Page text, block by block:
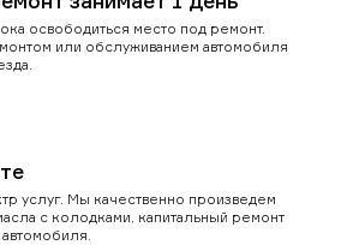
освободиться место под ремонт.
или обслуживанием автомобиля
услуг. Мы качественно произведем
с колодками, капитальный ремонт